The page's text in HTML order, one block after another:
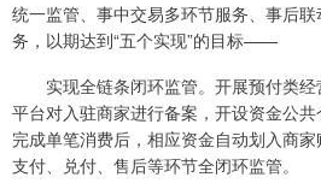
统一监管、事中交易多环节服务、事后
务，以期达到“五个实现”的目标——
实现全链条闭环监管。开展预付类经
平台对入驻商家进行备案，开设资金公
完成单笔消费后，相应资金自动划入商家
支付、兑付、售后等环节全闭环监管。